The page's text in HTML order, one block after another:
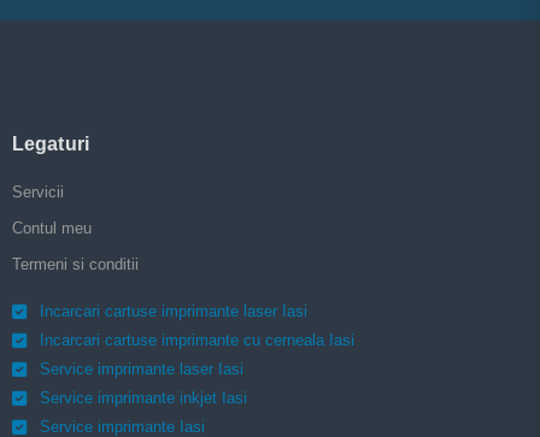
Legaturi
Servicii
Contul meu
Termeni si conditii
Incarcari cartuse imprimante laser Iasi
Incarcari cartuse imprimante cu cerneala Iasi
Service imprimante laser Iasi
Service imprimante inkjet Iasi
Service imprimante Iasi